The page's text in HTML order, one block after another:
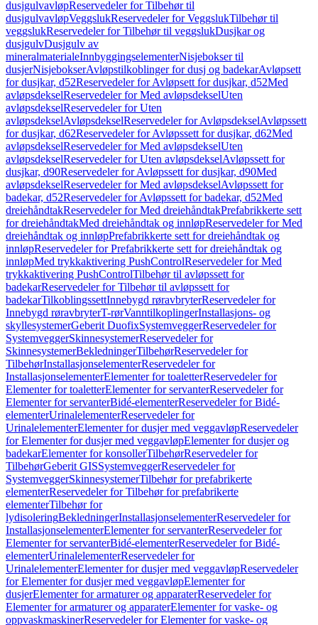
dusjgulvavløpReservedeler for Tilbehør til
dusjgulvavløpVeggslukReservedeler for VeggslukTilbehør til
veggslukReservedeler for Tilbehør til veggslukDusjkar og
dusjgulvDusjgulv av
mineralmaterialeInnbyggingselementerNisjebokser til
dusjerNisjebokserAvløpstilkoblinger for dusj og badekarAvløpsett
for dusjkar, d52Reservedeler for Avløpsett for dusjkar, d52Med
avløpsdekselReservedeler for Med avløpsdekselUten
avløpsdekselReservedeler for Uten
avløpsdekselAvløpsdekselReservedeler for AvløpsdekselAvløpssett
for dusjkar, d62Reservedeler for Avløpssett for dusjkar, d62Med
avløpsdekselReservedeler for Med avløpsdekselUten
avløpsdekselReservedeler for Uten avløpsdekselAvløpssett for
dusjkar, d90Reservedeler for Avløpssett for dusjkar, d90Med
avløpsdekselReservedeler for Med avløpsdekselAvløpssett for
badekar, d52Reservedeler for Avløpssett for badekar, d52Med
dreiehåndtakReservedeler for Med dreiehåndtakPrefabrikkerte sett
for dreiehåndtakMed dreiehåndtak og innløpReservedeler for Med
dreiehåndtak og innløpPrefabrikkerte sett for dreiehåndtak og
innløpReservedeler for Prefabrikkerte sett for dreiehåndtak og
innløpMed trykkaktivering PushControlReservedeler for Med
trykkaktivering PushControlTilbehør til avløpssett for
badekarReservedeler for Tilbehør til avløpssett for
badekarTilkoblingssettInnebygd røravbryterReservedeler for
Innebygd røravbryterT-rørVanntilkoplingerInstallasjons- og
skyllesystemerGeberit DuofixSystemveggerReservedeler for
SystemveggerSkinnesystemerReservedeler for
SkinnesystemerBekledningerTilbehørReservedeler for
TilbehørInstallasjonselementerReservedeler for
InstallasjonselementerElementer for toaletterReservedeler for
Elementer for toaletterElementer for servanterReservedeler for
Elementer for servanterBidé-elementerReservedeler for Bidé-
elementerUrinalelementerReservedeler for
UrinalelementerElementer for dusjer med veggavløpReservedeler
for Elementer for dusjer med veggavløpElementer for dusjer og
badekarElementer for konsollerTilbehørReservedeler for
TilbehørGeberit GISSystemveggerReservedeler for
SystemveggerSkinnesystemerTilbehør for prefabrikerte
elementerReservedeler for Tilbehør for prefabrikerte
elementerTilbehør for
lydisoleringBekledningerInstallasjonselementerReservedeler for
InstallasjonselementerElementer for servanterReservedeler for
Elementer for servanterBidé-elementerReservedeler for Bidé-
elementerUrinalelementerReservedeler for
UrinalelementerElementer for dusjer med veggavløpReservedeler
for Elementer for dusjer med veggavløpElementer for
dusjerElementer for armaturer og apparaterReservedeler for
Elementer for armaturer og apparaterElementer for vaske- og
oppvaskmaskinerReservedeler for Elementer for vaske- og